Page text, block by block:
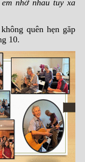
nhớ nhau tuy xa
quên hẹn găp
10.